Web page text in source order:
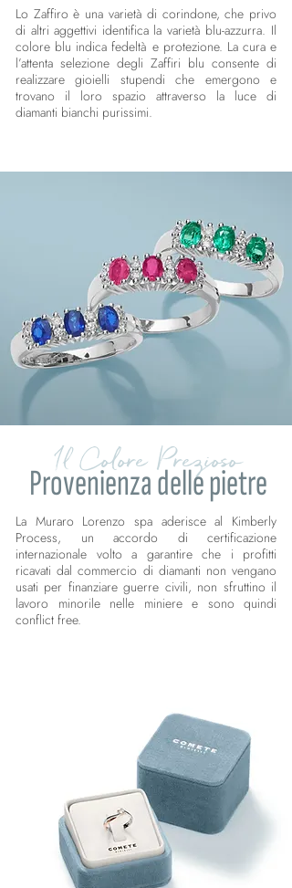
Lo Zaffiro è una varietà di corindone, che privo
di altri aggettivi identifica la varietà blu-azzurra. Il
colore blu indica fedeltà e protezione. La cura e
l’attenta selezione degli Zaffiri blu consente di
realizzare gioielli stupendi che emergono e
trovano il loro spazio attraverso la luce di
diamanti bianchi purissimi.
Il Colore Prezioso
Provenienza delle pietre
La Muraro Lorenzo spa aderisce al Kimberly
Process, un accordo di certificazione
internazionale volto a garantire che i profitti
ricavati dal commercio di diamanti non vengano
usati per finanziare guerre civili, non sfruttino il
lavoro minorile nelle miniere e sono quindi
conflict free.